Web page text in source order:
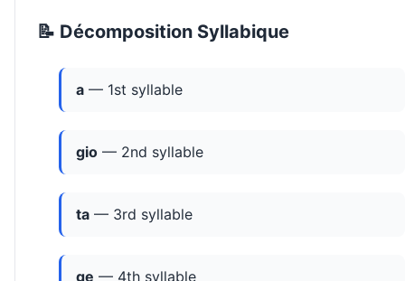
📝 Décomposition Syllabique
a — 1st syllable
gio — 2nd syllable
ta — 3rd syllable
ge — 4th syllable